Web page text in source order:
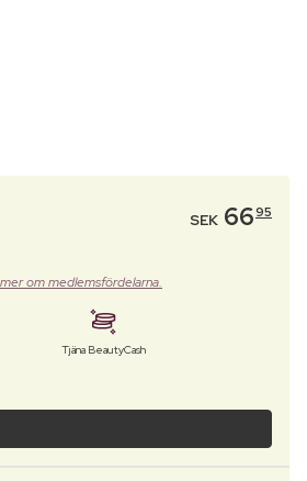
SEK 6695
om medlemsfördelarna.
Tjäna BeautyCash